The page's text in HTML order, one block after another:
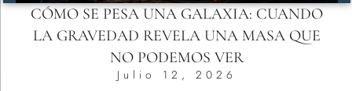
CÓMO SE PESA UNA GALAXIA: CUANDO
LA GRAVEDAD REVELA UNA MASA QUE
NO PODEMOS VER
Julio 12, 2026